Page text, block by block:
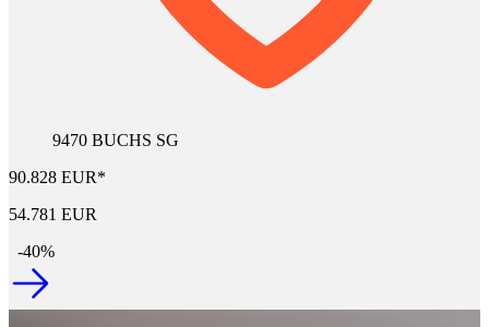
9470 BUCHS SG
90.828 EUR*
54.781 EUR
-40%